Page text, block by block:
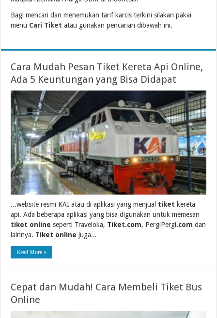
Bagi mencari dan menemukan tarif karcis terkini silakan pakai
menu Cari Tiket atau gunakan pencarian dibawah ini.
Cara Mudah Pesan Tiket Kereta Api Online,
Ada 5 Keuntungan yang Bisa Didapat
...website resmi KAI atau di aplikasi yang menjual tiket kereta
api. Ada beberapa aplikasi yang bisa digunakan untuk memesan
tiket online seperti Traveloka, Tiket.com, PergiPergi.com dan
lainnya. Tiket online juga...
Read More »
Cepat dan Mudah! Cara Membeli Tiket Bus
Online